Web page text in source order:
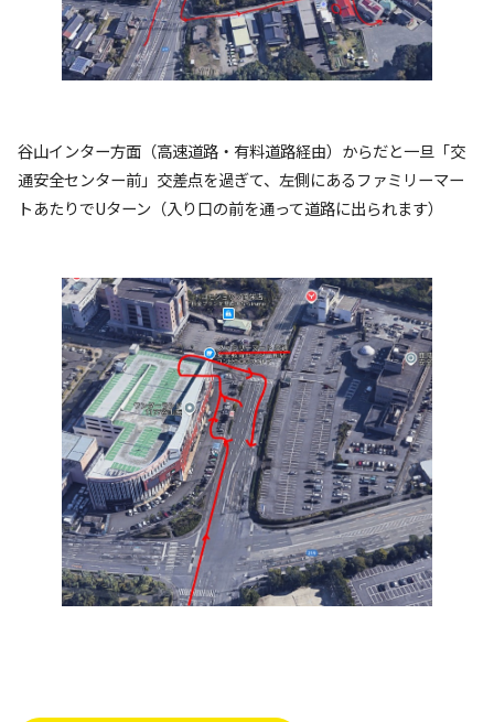
谷山インター方面（高速道路・有料道路経由）からだと一旦「交
通安全センター前」交差点を過ぎて、左側にあるファミリーマー
トあたりでUターン（入り口の前を通って道路に出られます）